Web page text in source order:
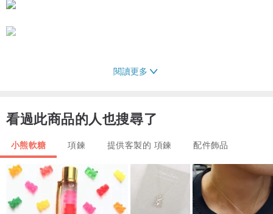
┃18吋-紫紅色藍寶石 / 實戴參考┃
┃16吋-紫紅色藍寶石 / 實戴參考┃
閱讀更多
看過此商品的人也搜尋了
小熊軟糖 項鍊 提供客製的 項鍊 配件飾品